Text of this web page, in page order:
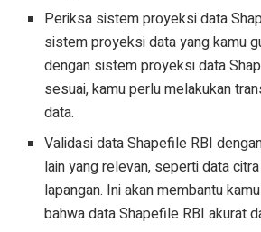
Periksa sistem proyeksi data
sistem proyeksi data yang kamu
dengan sistem proyeksi data
sesuai, kamu perlu melakukan
data.
Validasi data Shapefile RBI
lain yang relevan, seperti data
lapangan. Ini akan membantu
bahwa data Shapefile RBI akurat